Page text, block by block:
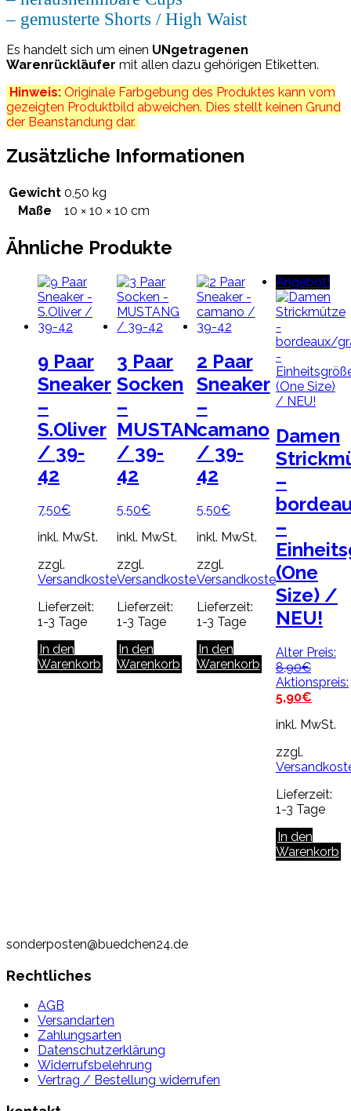
– gemusterte Shorts / High Waist
Es handelt sich um einen UNgetragenen
Warenrückläufer mit allen dazu gehörigen Etiketten.
Hinweis: Originale Farbgebung des Produktes kann vom
gezeigten Produktbild abweichen. Dies stellt keinen Grund
der Beanstandung dar.
Zusätzliche Informationen
Gewicht 0,50 kg
Maße
10 × 10 × 10 cm
Ähnliche Produkte
9 Paar
Sneaker
–
S.Oliver
/ 39-
42
7,50€
inkl. MwSt.
zzgl.
Versandkosten
Lieferzeit:
1-3 Tage
In den
Warenkorb
3 Paar
Socken
–
MUSTANG
/ 39-
42
5,50€
inkl. MwSt.
zzgl.
Versandkosten
Lieferzeit:
1-3 Tage
In den
Warenkorb
2 Paar
Sneaker
–
camano
/ 39-
42
5,50€
inkl. MwSt.
zzgl.
Versandkosten
Lieferzeit:
1-3 Tage
In den
Warenkorb
Angebot!
Damen
–
–
(One
Size) /
NEU!
Alter Preis:
8,90€
Preis
war:
Aktionspreis:
5,90€
ist:
inkl. MwSt.
zzgl.
Lieferzeit:
1-3 Tage
In den
Warenkorb
sonderposten@buedchen24.de
Rechtliches
AGB
Versandarten
Zahlungsarten
Datenschutzerklärung
Widerrufsbelehrung
Vertrag / Bestellung widerrufen